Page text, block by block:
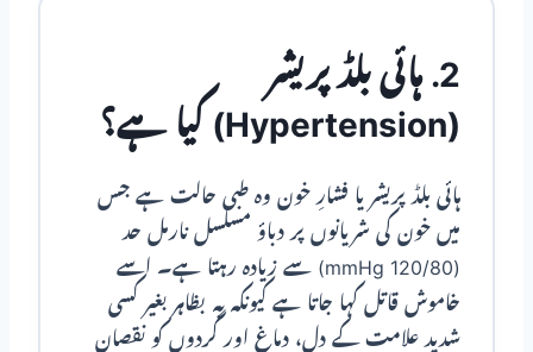
2. ہائی بلڈ پریشر
(Hypertension) کیا ہے؟
ہائی بلڈ پریشر یا فشارِ خون وہ طبی حالت ہے جس
میں خون کی شریانوں پر دباؤ مسلسل نارمل حد
(120/80 mmHg) سے زیادہ رہتا ہے۔ اسے
خاموش قاتل کہا جاتا ہے کیونکہ یہ بظاہر بغیر کسی
شدید علامت کے دل، دماغ اور گردوں کو نقصان